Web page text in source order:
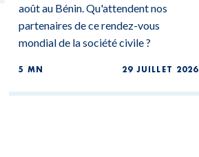
août au Bénin. Qu'attendent nos
partenaires de ce rendez-vous
mondial de la société civile ?
5 MN 29 JUILLET 2026